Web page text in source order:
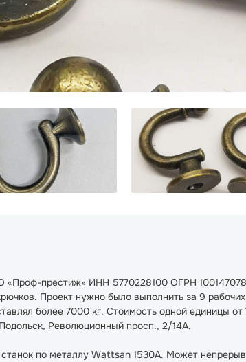
«Проф-престиж» ИНН 5770228100 ОГРН
Проект нужно было выполнить за 9
более 7000 кг. Стоимость одной единицы от
Революционный просп., 2/14А.
по металлу Wattsan 1530A. Может